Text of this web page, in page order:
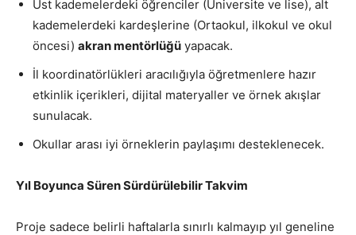
Üst kademelerdeki öğrenciler (Üniversite ve lise), alt
kademelerdeki kardeşlerine (Ortaokul, ilkokul ve okul
öncesi) akran mentörlüğü yapacak.
İl koordinatörlükleri aracılığıyla öğretmenlere hazır
etkinlik içerikleri, dijital materyaller ve örnek akışlar
sunulacak.
Okullar arası iyi örneklerin paylaşımı desteklenecek.
Yıl Boyunca Süren Sürdürülebilir Takvim
Proje sadece belirli haftalarla sınırlı kalmayıp yıl geneline